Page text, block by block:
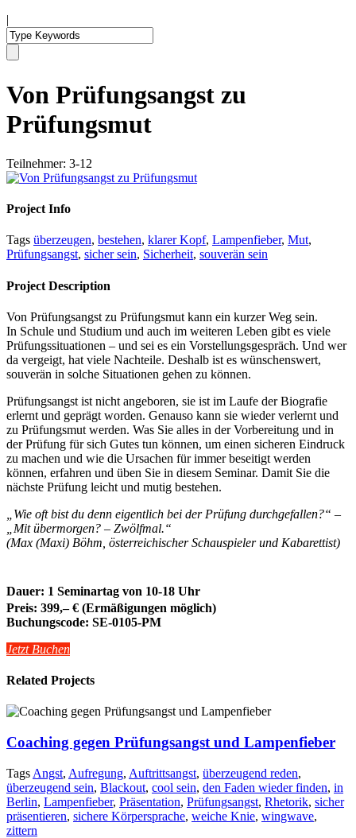
|
Von Prüfungsangst zu
Prüfungsmut
Teilnehmer: 3-12
Project Info
Tags überzeugen, bestehen, klarer Kopf, Lampenfieber, Mut,
Prüfungsangst, sicher sein, Sicherheit, souverän sein
Project Description
Von Prüfungsangst zu Prüfungsmut kann ein kurzer Weg sein.
In Schule und Studium und auch im weiteren Leben gibt es viele
Prüfungssituationen – und sei es ein Vorstellungsgespräch. Und wer
da vergeigt, hat viele Nachteile. Deshalb ist es wünschenswert,
souverän in solche Situationen gehen zu können.
Prüfungsangst ist nicht angeboren, sie ist im Laufe der Biografie
erlernt und geprägt worden. Genauso kann sie wieder verlernt und
zu Prüfungsmut werden. Was Sie alles in der Vorbereitung und in
der Prüfung für sich Gutes tun können, um einen sicheren Eindruck
zu machen und wie die Ursachen für immer beseitigt werden
können, erfahren und üben Sie in diesem Seminar. Damit Sie die
nächste Prüfung leicht und mutig bestehen.
„Wie oft bist du denn eigentlich bei der Prüfung durchgefallen?“ –
„Mit übermorgen? – Zwölfmal.“
(Max (Maxi) Böhm, österreichischer Schauspieler und Kabarettist)
Dauer: 1 Seminartag von 10-18 Uhr
Preis: 399,– € (Ermäßigungen möglich)
Buchungscode: SE-0105-PM
Jetzt Buchen
Related Projects
Coaching gegen Prüfungsangst und Lampenfieber
Tags Angst, Aufregung, Auftrittsangst, überzeugend reden,
überzeugend sein, Blackout, cool sein, den Faden wieder finden, in
Berlin, Lampenfieber, Präsentation, Prüfungsangst, Rhetorik, sicher
präsentieren, sichere Körpersprache, weiche Knie, wingwave,
zittern